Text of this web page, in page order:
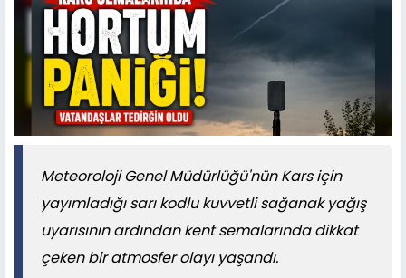
Meteoroloji Genel Müdürlüğü'nün Kars için
yayımladığı sarı kodlu kuvvetli sağanak yağış
uyarısının ardından kent semalarında dikkat
çeken bir atmosfer olayı yaşandı.